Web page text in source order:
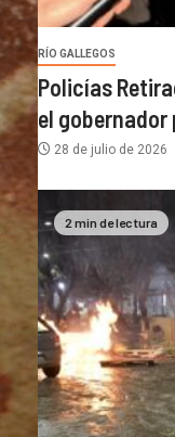
RÍO GALLEGOS
Policías
el
28 de julio de 2026
2 min de lectura